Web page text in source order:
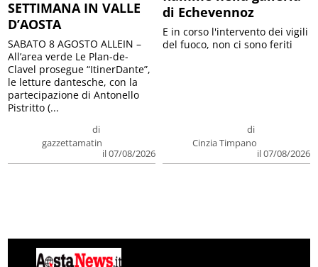
SETTIMANA IN VALLE
D’AOSTA
di
gazzettamatin
il 07/08/2026
SABATO 8 AGOSTO ALLEIN –
All’area verde Le Plan-de-
Clavel prosegue “ItinerDante”,
le letture dantesche, con la
partecipazione di Antonello
Pistritto (...
di Echevennoz
di
Cinzia Timpano
il 07/08/2026
E in corso l'intervento dei vigili
del fuoco, non ci sono feriti